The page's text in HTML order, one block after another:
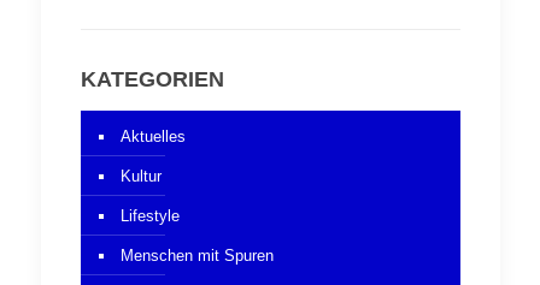
KATEGORIEN
Aktuelles
Kultur
Lifestyle
Menschen mit Spuren